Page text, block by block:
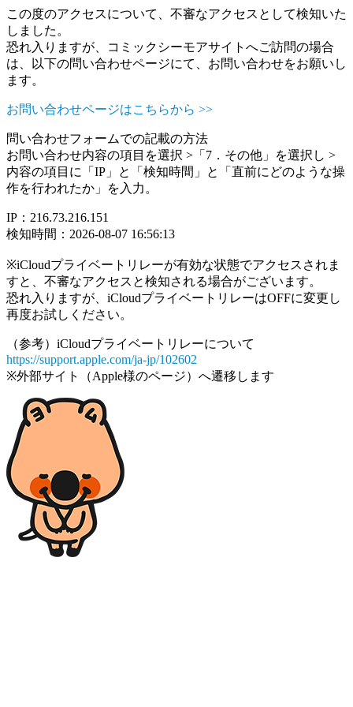
この度のアクセスについて、不審なアクセスとして検知いた
しました。
恐れ入りますが、コミックシーモアサイトへご訪問の場合
は、以下の問い合わせページにて、お問い合わせをお願いし
ます。
お問い合わせページはこちらから >>
問い合わせフォームでの記載の方法
お問い合わせ内容の項目を選択 >「7．その他」を選択し >
内容の項目に「IP」と「検知時間」と「直前にどのような操
作を行われたか」を入力。
IP：216.73.216.151
検知時間：2026-08-07 16:56:13
※iCloudプライベートリレーが有効な状態でアクセスされま
すと、不審なアクセスと検知される場合がございます。
恐れ入りますが、iCloudプライベートリレーはOFFに変更し
再度お試しください。
（参考）iCloudプライベートリレーについて
https://support.apple.com/ja-jp/102602
※外部サイト（Apple様のページ）へ遷移します